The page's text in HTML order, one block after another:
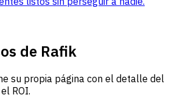
de Rafik
su propia página con el detalle del
ROI.